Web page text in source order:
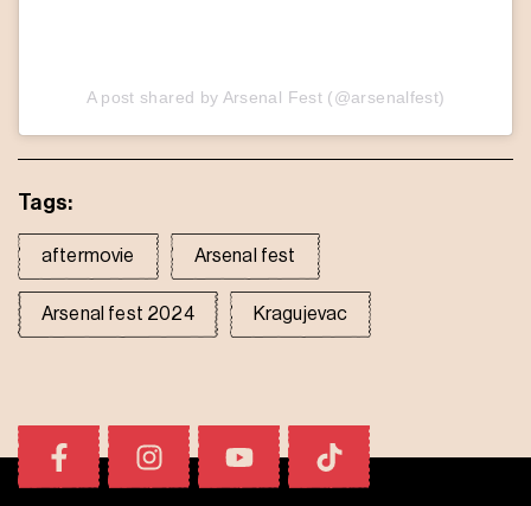
A post shared by Arsenal Fest (@arsenalfest)
Tags:
aftermovie Arsenal fest
Arsenal fest 2024 Kragujevac